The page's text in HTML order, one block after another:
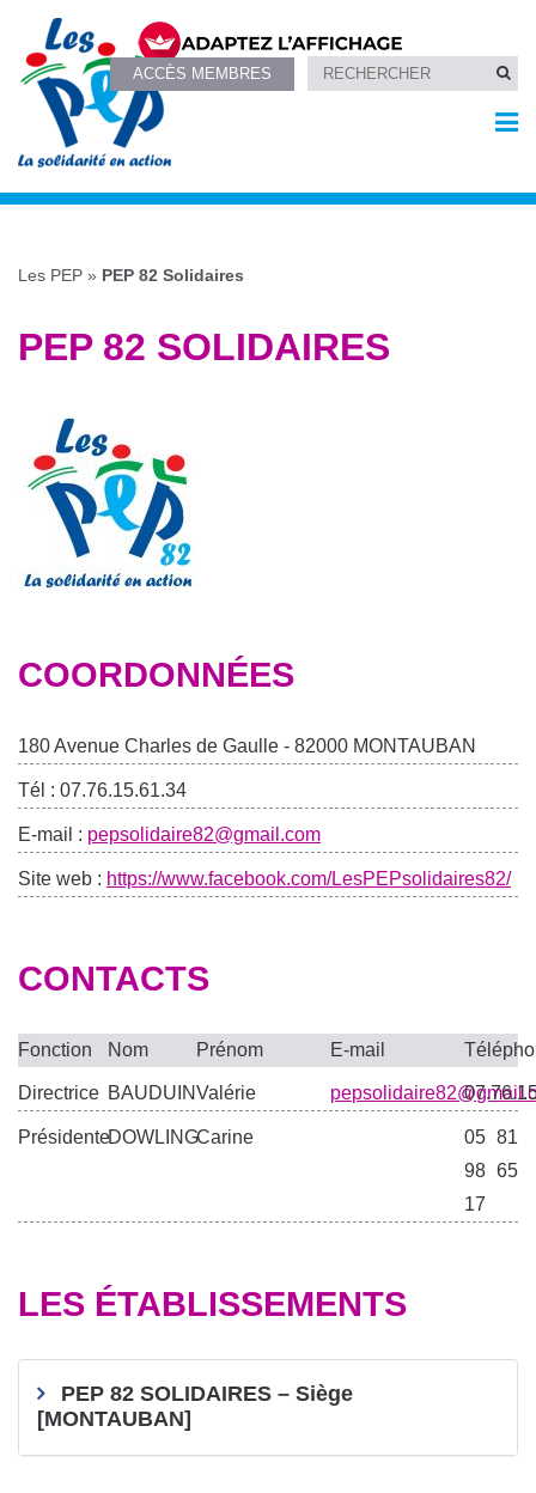
ACCÈS MEMBRES
Les PEP » PEP 82 Solidaires
PEP 82 SOLIDAIRES
COORDONNÉES
180 Avenue Charles de Gaulle - 82000 MONTAUBAN
Tél : 07.76.15.61.34
E-mail : pepsolidaire82@gmail.com
Site web : https://www.facebook.com/LesPEPsolidaires82/
CONTACTS
Fonction Nom Prénom E-mail
Directrice BAUDUINValérie
PrésidenteDOWLINGCarine
05 81
98 65
17
LES ÉTABLISSEMENTS
PEP 82 SOLIDAIRES – Siège
[MONTAUBAN]